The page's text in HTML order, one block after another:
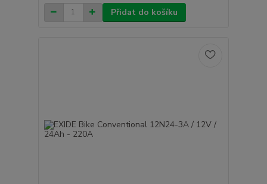
Přidat do košíku